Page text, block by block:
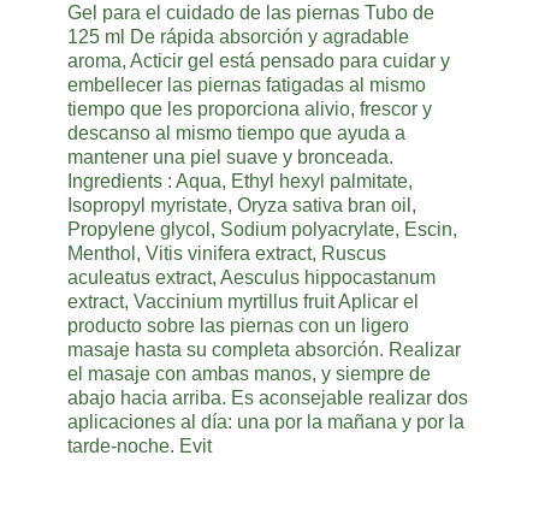
Gel para el cuidado de las piernas Tubo de
125 ml De rápida absorción y agradable
aroma, Acticir gel está pensado para cuidar y
embellecer las piernas fatigadas al mismo
tiempo que les proporciona alivio, frescor y
descanso al mismo tiempo que ayuda a
mantener una piel suave y bronceada.
Ingredients : Aqua, Ethyl hexyl palmitate,
Isopropyl myristate, Oryza sativa bran oil,
Propylene glycol, Sodium polyacrylate, Escin,
Menthol, Vitis vinifera extract, Ruscus
aculeatus extract, Aesculus hippocastanum
extract, Vaccinium myrtillus fruit Aplicar el
producto sobre las piernas con un ligero
masaje hasta su completa absorción. Realizar
el masaje con ambas manos, y siempre de
abajo hacia arriba. Es aconsejable realizar dos
aplicaciones al día: una por la mañana y por la
tarde-noche. Evit